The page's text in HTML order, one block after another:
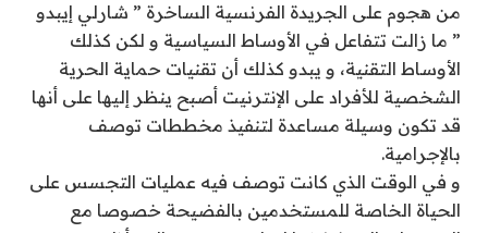
من هجوم على الجريدة الفرنسية الساخرة ” شارلي إيبدو
” ما زالت تتفاعل في الأوساط السياسية و لكن كذلك
الأوساط التقنية، و يبدو كذلك أن تقنيات حماية الحرية
الشخصية للأفراد على الإنترنيت أصبح ينظر إليها على أنها
قد تكون وسيلة مساعدة لتنفيذ مخططات توصف
بالإجرامية.
و في الوقت الذي كانت توصف فيه عمليات التجسس على
الحياة الخاصة للمستخدمين بالفضيحة خصوصا مع